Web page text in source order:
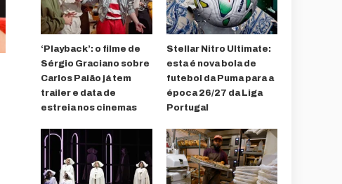
‘Playback’: o filme de
Sérgio Graciano sobre
Carlos Paião já tem
trailer e data de
estreia nos cinemas
Stellar Nitro Ultimate:
esta é nova bola de
futebol da Puma para a
época 26/27 da Liga
Portugal